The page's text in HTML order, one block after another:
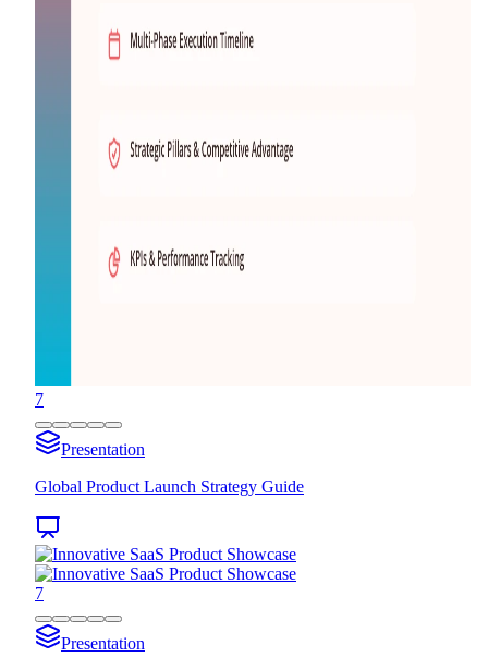
7
Presentation
Global Product Launch Strategy Guide
7
Presentation